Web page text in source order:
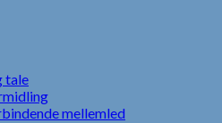
tale
mellemled